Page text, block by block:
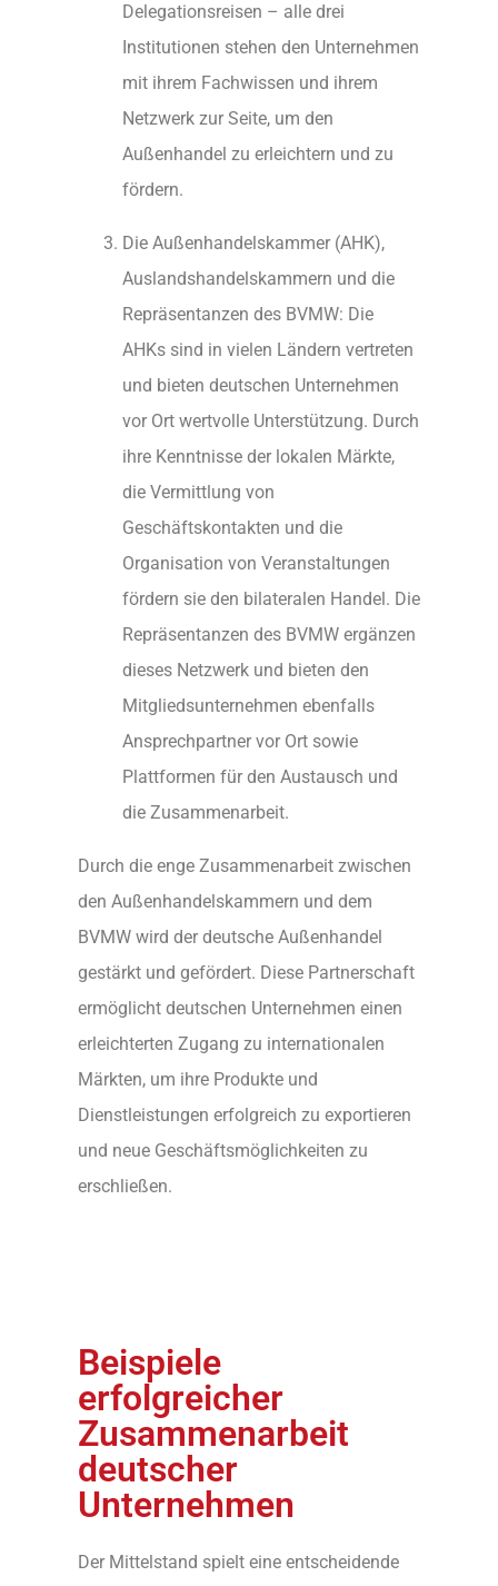
Delegationsreisen – alle drei
Institutionen stehen den Unternehmen
mit ihrem Fachwissen und ihrem
Netzwerk zur Seite, um den
Außenhandel zu erleichtern und zu
fördern.
Die Außenhandelskammer (AHK),
Auslandshandelskammern und die
Repräsentanzen des BVMW: Die
AHKs sind in vielen Ländern vertreten
und bieten deutschen Unternehmen
vor Ort wertvolle Unterstützung. Durch
ihre Kenntnisse der lokalen Märkte,
die Vermittlung von
Geschäftskontakten und die
Organisation von Veranstaltungen
fördern sie den bilateralen Handel. Die
Repräsentanzen des BVMW ergänzen
dieses Netzwerk und bieten den
Mitgliedsunternehmen ebenfalls
Ansprechpartner vor Ort sowie
Plattformen für den Austausch und
die Zusammenarbeit.
Durch die enge Zusammenarbeit zwischen
den Außenhandelskammern und dem
BVMW wird der deutsche Außenhandel
gestärkt und gefördert. Diese Partnerschaft
ermöglicht deutschen Unternehmen einen
erleichterten Zugang zu internationalen
Märkten, um ihre Produkte und
Dienstleistungen erfolgreich zu exportieren
und neue Geschäftsmöglichkeiten zu
erschließen.
Beispiele
erfolgreicher
Zusammenarbeit
deutscher
Unternehmen
Der Mittelstand spielt eine entscheidende